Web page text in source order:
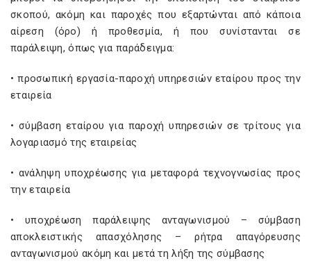
σκοπού, ακόμη και παροχές που εξαρτώνται από κάποια
αίρεση (όρο) ή προθεσμία, ή που συνίστανται σε
παράλειψη, όπως για παράδειγμα:
• προσωπική εργασία-παροχή υπηρεσιών εταίρου προς την
εταιρεία
• σύμβαση εταίρου για παροχή υπηρεσιών σε τρίτους για
λογαριασμό της εταιρείας
• ανάληψη υποχρέωσης για μεταφορά τεχνογνωσίας προς
την εταιρεία
• υποχρέωση παράλειψης ανταγωνισμού – σύμβαση
αποκλειστικής απασχόλησης – ρήτρα απαγόρευσης
ανταγωνισμού ακόμη και μετά τη λήξη της σύμβασης